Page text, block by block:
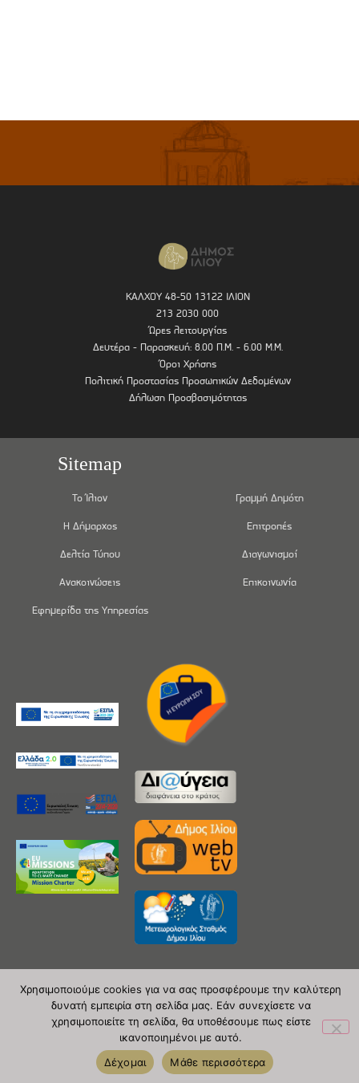
ΚΑΛΧΟΥ 48-50 13122 ΙΛΙΟΝ
213 2030 000
Ώρες λειτουργίας
Δευτέρα - Παρασκευή: 8.00 Π.Μ. - 6.00 Μ.Μ.
Όροι Χρήσης
Πολιτική Προστασίας Προσωπικών Δεδομένων
Δήλωση Προσβασιμότητας
Sitemap
Το Ίλιον
Η Δήμαρχος
Δελτία Τύπου
Ανακοινώσεις
Εφημερίδα της Υπηρεσίας
Γραμμή Δημότη
Επιτροπές
Διαγωνισμοί
Επικοινωνία
Copyright 2020 © Δήμος Ιλίου
| powered by Evolutionprojects
Χρησιμοποιούμε cookies για να σας προσφέρουμε την καλύτερη
δυνατή εμπειρία στη σελίδα μας. Εάν συνεχίσετε να
χρησιμοποιείτε τη σελίδα, θα υποθέσουμε πως είστε
ικανοποιημένοι με αυτό.
Δέχομαι
Μάθε περισσότερα